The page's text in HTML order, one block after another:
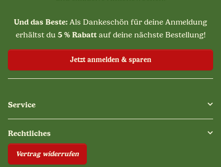
Und das Beste: Als Dankeschön für deine Anmeldung
erhältst du 5 % Rabattauf deine nächste Bestellung!
Jetzt anmelden & sparen
Service
Rechtliches
Vertrag widerrufen